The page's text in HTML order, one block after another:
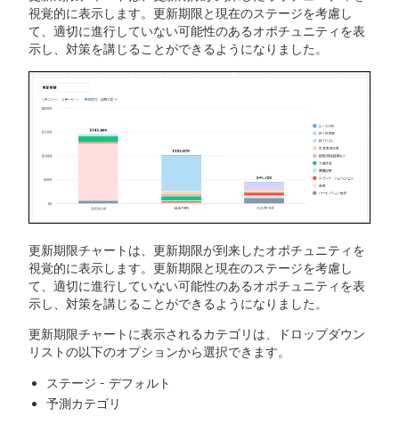
視覚的に表示します。更新期限と現在のステージを考慮し
て、適切に進行していない可能性のあるオポチュニティを表
示し、対策を講じることができるようになりました。
更新期限チャートは、更新期限が到来したオポチュニティを
視覚的に表示します。更新期限と現在のステージを考慮し
て、適切に進行していない可能性のあるオポチュニティを表
示し、対策を講じることができるようになりました。
更新期限チャートに表示されるカテゴリは、ドロップダウン
リストの以下のオプションから選択できます。
ステージ - デフォルト
予測カテゴリ